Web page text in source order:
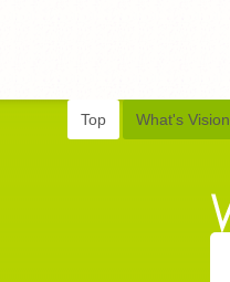
Top What's Vision